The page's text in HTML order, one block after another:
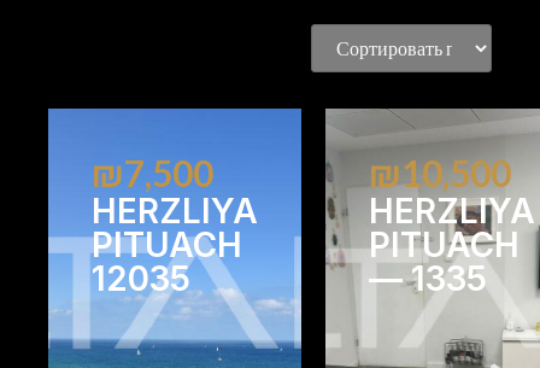
₪7,500
HERZLIYA
PITUACH
12035
1
₪10,500
HERZLIYA
PITUACH
— 1335